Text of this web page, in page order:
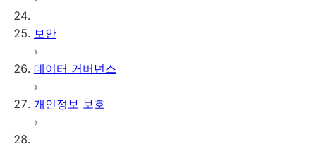
보안
데이터 거버넌스
개인정보 보호